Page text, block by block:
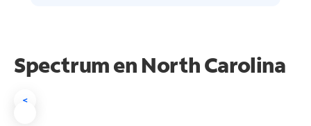
Spectrum en North Carolina
<